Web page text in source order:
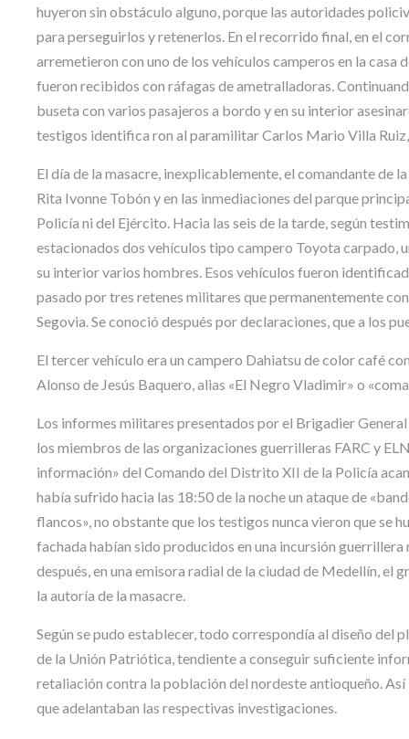
huyeron sin obstáculo alguno, porque las autoridades
para perseguirlos y retenerlos. En el recorrido final, en el
arremetieron con uno de los vehículos camperos en la
fueron recibidos con ráfagas de ametralladoras.
buseta con varios pasajeros a bordo y en su interior
testigos identifica ron al paramilitar Carlos Mario Villa Ruiz,
El día de la masacre, inexplicablemente, el comandante de
Rita Ivonne Tobón y en las inmediaciones del parque
Policía ni del Ejército. Hacia las seis de la tarde, según
estacionados dos vehículos tipo campero Toyota carpado,
su interior varios hombres. Esos vehículos fueron
pasado por tres retenes militares que permanentemente
Segovia. Se conoció después por declaraciones, que a los
El tercer vehículo era un campero Dahiatsu de color café
Alonso de Jesús Baquero, alias «El Negro Vladimir» o
Los informes militares presentados por el Brigadier
los miembros de las organizaciones guerrilleras FARC y
información» del Comando del Distrito XII de la Policía
había sufrido hacia las 18:50 de la noche un ataque de
flancos», no obstante que los testigos nunca vieron que se
fachada habían sido producidos en una incursión
después, en una emisora radial de la ciudad de Medellín,
la autoría de la masacre.
Según se pudo establecer, todo correspondía al diseño del
de la Unión Patriótica, tendiente a conseguir suficiente
retaliación contra la población del nordeste antioqueño.
que adelantaban las respectivas investigaciones.